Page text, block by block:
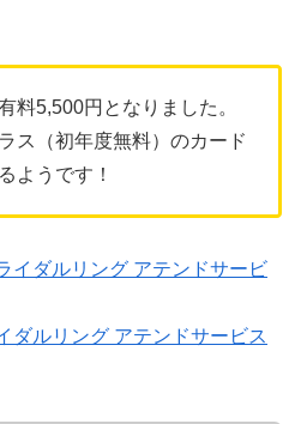
料5,500円となりました。
ス（初年度無料）のカード
ようです！
イダルリング アテンドサービ
ダルリング アテンドサービス